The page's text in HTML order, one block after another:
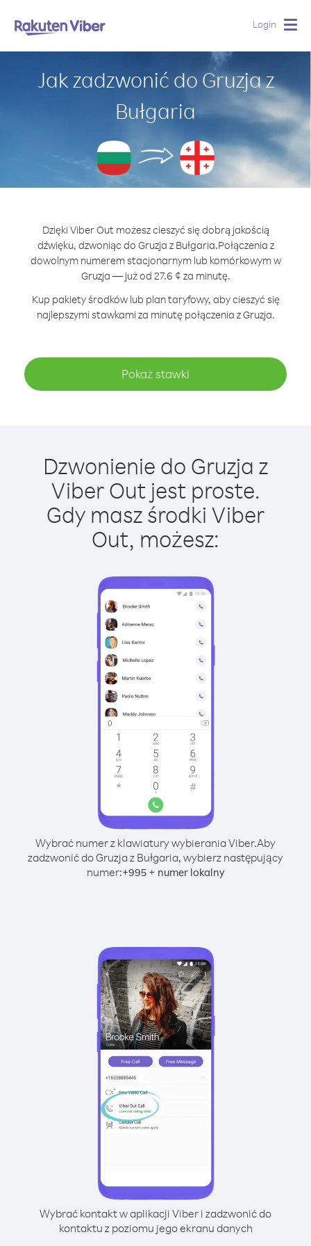
Login
Jak zadzwonić do Gruzja z
Bułgaria
Dzięki Viber Out możesz cieszyć się dobrą jakością
dźwięku, dzwoniąc do Gruzja z Bułgaria.Połączenia z
dowolnym numerem stacjonarnym lub komórkowym w
Gruzja — już od 27.6 ¢ za minutę.
Kup pakiety środków lub plan taryfowy, aby cieszyć się
najlepszymi stawkami za minutę połączenia z Gruzja.
Pokaż stawki
Dzwonienie do Gruzja z
Viber Out jest proste.
Gdy masz środki Viber
Out, możesz:
Wybrać numer z klawiatury wybierania Viber.Aby
zadzwonić do Gruzja z Bułgaria, wybierz następujący
numer:+995+ numer lokalny
Wybrać kontakt w aplikacji Viber i zadzwonić do
kontaktu z poziomu jego ekranu danych